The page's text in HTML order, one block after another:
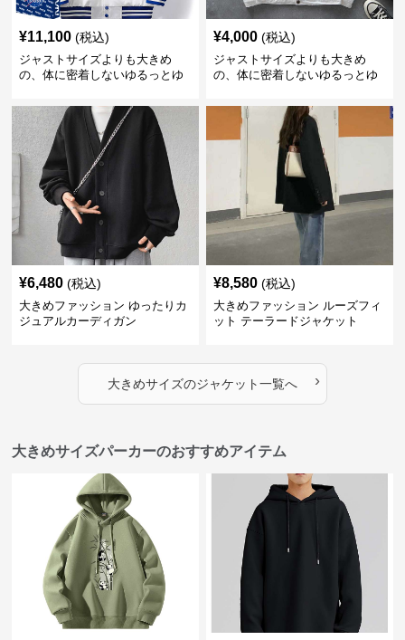
¥11,100 (税込)
ジャストサイズよりも大きめ
の、体に密着しないゆるっとゆ
ゆったりスポーツバーシティジ
ャケット
¥4,000 (税込)
ジャストサイズよりも大きめ
の、体に密着しないゆるっとゆ
ゆったりシルエットデニムジャ
ケット
¥6,480 (税込)
大きめファッション ゆったりカ
ジュアルカーディガン
¥8,580 (税込)
大きめファッション ルーズフィ
ット テーラードジャケット
大きめサイズのジャケット一覧へ ›
大きめサイズパーカーのおすすめアイテム